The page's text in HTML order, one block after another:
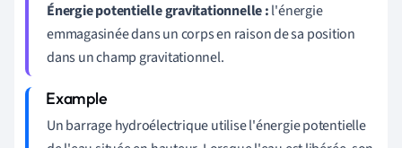
Énergie potentielle gravitationnelle :l'énergie
emmagasinée dans un corps en raison de sa position
dans un champ gravitationnel.
Un barrage hydroélectrique utilise l'énergie potentielle